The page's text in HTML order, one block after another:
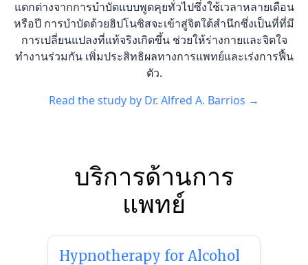
แตกต่างจากการบำบัดแบบพูดคุยทั่วไปซึ่งใช้เวลาหลายเดือน
หรือปี การบำบัดด้วยฮิปโนซิสจะเข้าสู่จิตใต้สำนึกซึ่งเป็นที่ที่มี
การเปลี่ยนแปลงที่แท้จริงเกิดขึ้น ช่วยให้ร่างกายและจิตใจ
ทำงานร่วมกัน เพิ่มประสิทธิผลทางการแพทย์และเร่งการฟื้น
ตัว.
Read the study by Dr. Alfred A. Barrios →
บริการด้านการ
แพทย์
Hypnotherapy for Alcohol